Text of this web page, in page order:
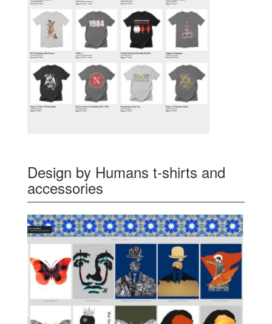
Design by Humans t-shirts and
accessories